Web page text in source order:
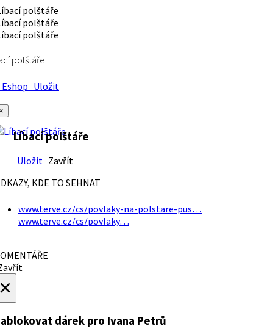
polštáře
Uložit
Líbací polštáře
Uložit Zavřít
KDE TO SEHNAT
www.terve.cz/cs/povlaky-na-polstare-pus…
www.terve.cz/cs/povlaky…
dárek pro Ivana Petrů